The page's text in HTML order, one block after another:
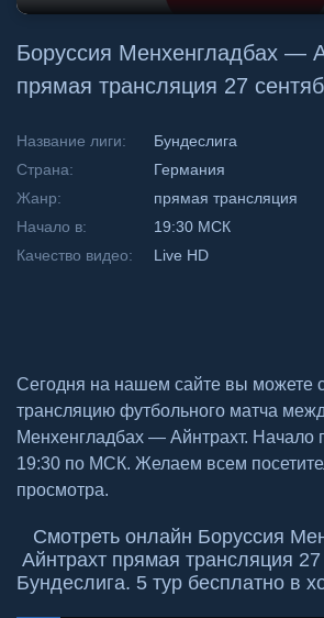
Боруссия Менхенгладбах —
прямая трансляция 27
Название лиги:
Бундеслига
Страна:
Германия
Жанр:
прямая трансляция
Начало в:
19:30 МСК
Качество видео:
Live HD
Сегодня на нашем сайте вы можете
трансляцию футбольного матча
Менхенгладбах — Айнтрахт. Начало
19:30 по МСК. Желаем всем
просмотра.
Смотреть онлайн Боруссия
Айнтрахт прямая трансляция
Бундеслига. 5 тур бесплатно в